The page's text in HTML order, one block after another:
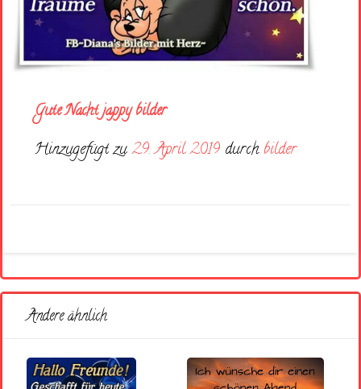
Gute Nacht jappy bilder
Hinzugefügt zu29. April 2019 durch bilder
Andere ähnlich